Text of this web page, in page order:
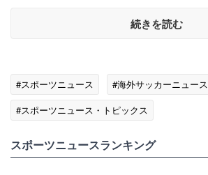
続きを読む
#スポーツニュース #海外サッカーニュース
#スポーツニュース・トピックス
スポーツニュースランキング